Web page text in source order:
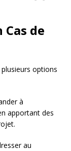
Cas de
options
à
apportant des
au